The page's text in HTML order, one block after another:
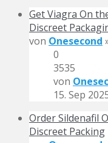
Get Viagra On
Discreet
von Onesecond
0
3535
von
15. Sep
Order Sildenafil
Discreet Packing